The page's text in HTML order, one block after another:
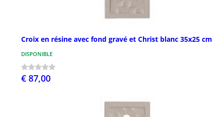
Croix en résine avec fond gravé et Christ blanc 35x25 cm
DISPONIBLE
€ 87,00